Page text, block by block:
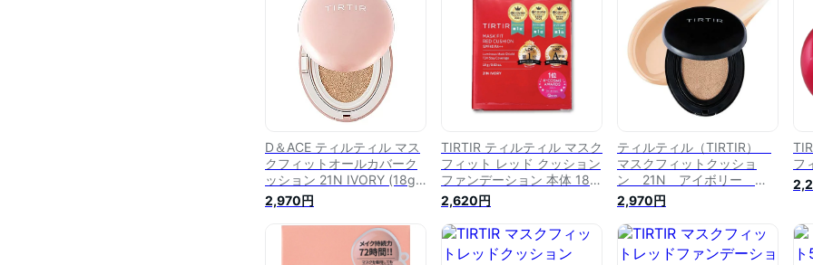
D＆ACE ティルティル マス
クフィットオールカバーク
ッション 21N IVORY (18g)
SPF50+ PA+++ クッション
ファンデーション TIRTIR
2,970円
TIRTIR ティルティル マスク
フィット レッド クッション
ファンデーション 本体 18g
21N
2,620円
ティルティル（TIRTIR）
マスクフィットクッショ
ン 21N アイボリー
【18g】(ティルティル)
2,970円
フ